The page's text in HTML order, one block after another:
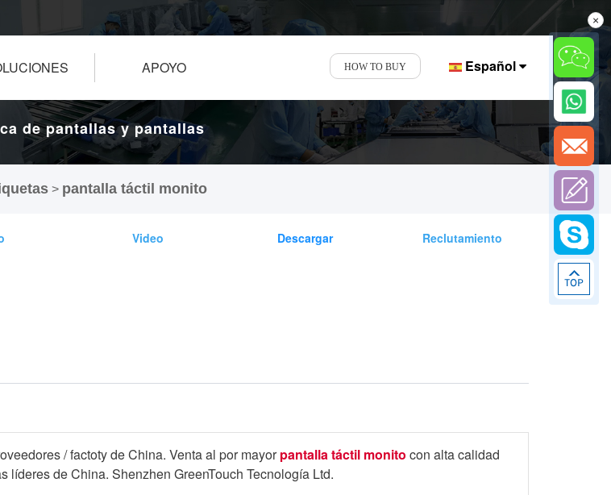
APOYO Español
HOW TO BUY
de pantallas y pantallas
táctiles.
> pantalla táctil monito
Video Descargar Reclutamiento
/ factoty de China. Venta al por mayorpantalla táctil monito con alta calidad
líderes de China. Shenzhen GreenTouch Tecnología Ltd.
×